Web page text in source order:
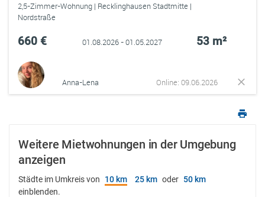
2,5-Zimmer-Wohnung | Recklinghausen Stadtmitte |
Nordstraße
660 € 01.08.2026 - 01.05.2027 53 m²
Anna-Lena Online: 09.06.2026
Weitere Mietwohnungen in der Umgebung
anzeigen
Städte im Umkreis von 10 km 25 km oder 50 km
einblenden.